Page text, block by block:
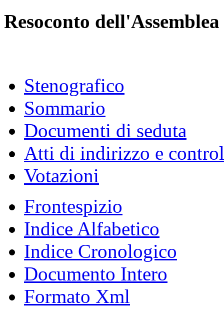
Resoconto dell'Assemblea
Stenografico
Sommario
Documenti di seduta
Atti di indirizzo e
Votazioni
Frontespizio
Indice Alfabetico
Indice Cronologico
Documento Intero
Formato Xml